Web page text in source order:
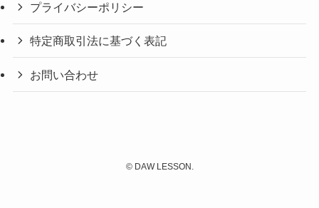
プライバシーポリシー
特定商取引法に基づく表記
お問い合わせ
©DAW LESSON.